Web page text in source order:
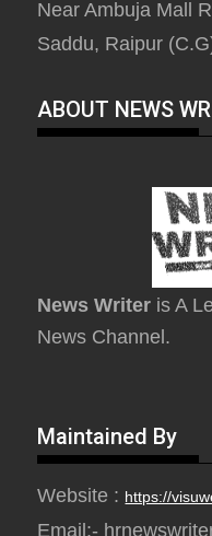
Near Ambuja Mall
Saddu, Raipur
ABOUT NEWS
News Writer is A
News Channel.
Maintained By
Website : https://
Email:-